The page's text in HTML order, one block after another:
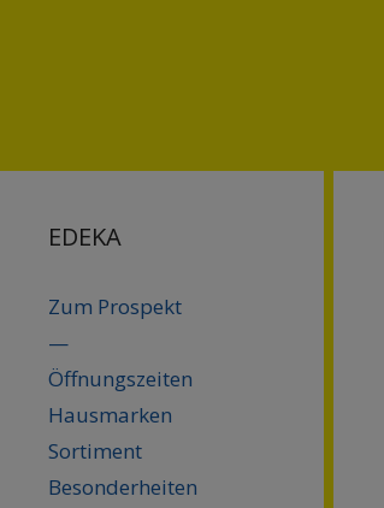
EDEKA
Zum Prospekt
—
Öffnungszeiten
Hausmarken
Sortiment
Besonderheiten